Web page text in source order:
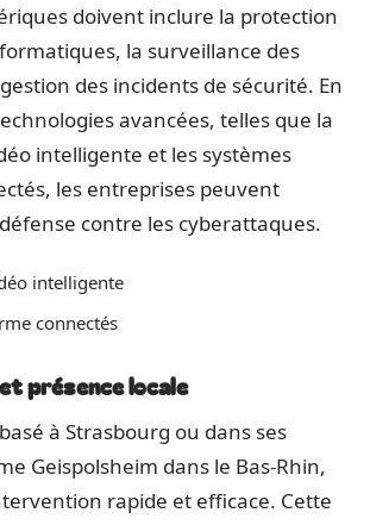
doivent inclure la protection
la surveillance des
des incidents de sécurité. En
avancées, telles que la
intelligente et les systèmes
les entreprises peuvent
contre les cyberattaques.
intelligente
connectés
présence locale
à Strasbourg ou dans ses
Geispolsheim dans le Bas-Rhin,
rapide et efficace. Cette